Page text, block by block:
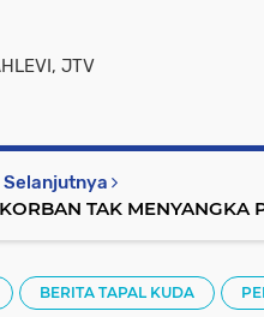
JTV
TAK MENYANGKA
BERITA TAPAL KUDA